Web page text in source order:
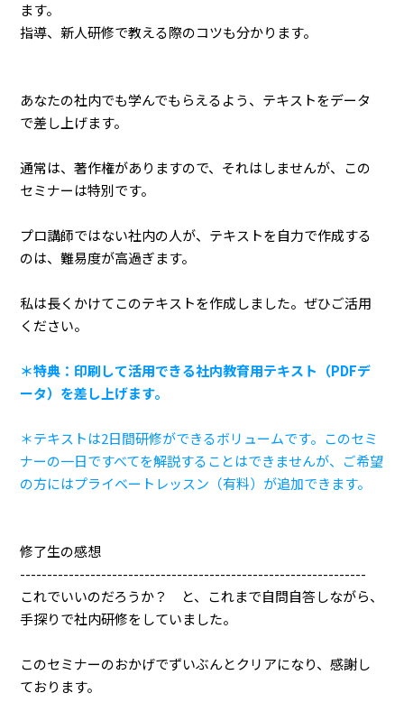
ます。
指導、新人研修で教える際のコツも分かります。
あなたの社内でも学んでもらえるよう、テキストをデータ
で差し上げます。
通常は、著作権がありますので、それはしませんが、この
セミナーは特別です。
プロ講師ではない社内の人が、テキストを自力で作成する
のは、難易度が高過ぎます。
私は長くかけてこのテキストを作成しました。ぜひご活用
ください。
＊特典：印刷して活用できる社内教育用テキスト（PDFデ
ータ）を差し上げます。
＊テキストは2日間研修ができるボリュームです。このセミ
ナーの一日ですべてを解説することはできませんが、ご希望
の方にはプライベートレッスン（有料）が追加できます。
修了生の感想
----------------------------------------------------------------
これでいいのだろうか？ と、これまで自問自答しながら、
手探りで社内研修をしていました。
このセミナーのおかげでずいぶんとクリアになり、感謝し
ております。